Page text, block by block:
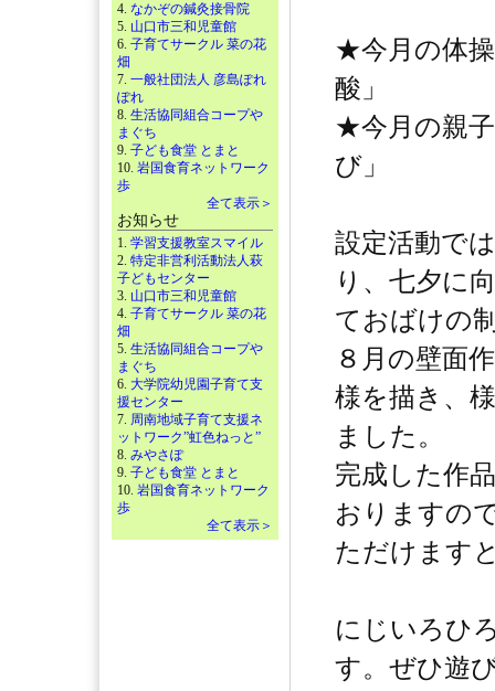
4. なかぞの鍼灸接骨院
5. 山口市三和児童館
6. 子育てサークル 菜の花
畑
7. 一般社団法人 彦島ぽれ
ぽれ
8. 生活協同組合コープや
まぐち
9. 子ども食堂 とまと
10. 岩国食育ネットワーク
歩
全て表示＞
お知らせ
1. 学習支援教室スマイル
2. 特定非営利活動法人萩
子どもセンター
3. 山口市三和児童館
4. 子育てサークル 菜の花
畑
5. 生活協同組合コープや
まぐち
6. 大学院幼児園子育て支
援センター
7. 周南地域子育て支援ネ
ットワーク”虹色ねっと”
8. みやさぽ
9. 子ども食堂 とまと
10. 岩国食育ネットワーク
歩
全て表示＞
★今月の体
酸」
★今月の親
び」
設定活動で
り、七夕に
ておばけの
８月の壁面
様を描き、
ました。
完成した作
おりますの
ただけます
にじいろひ
す。ぜひ遊